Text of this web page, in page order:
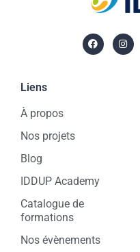
Liens
À propos
Nos projets
Blog
IDDUP Academy
Catalogue de
formations
Nos évènements